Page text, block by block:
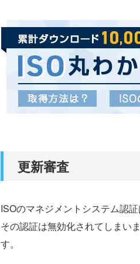
更新審査
ISOのマネジメントシステム認
その認証は無効化されてしまい
す。